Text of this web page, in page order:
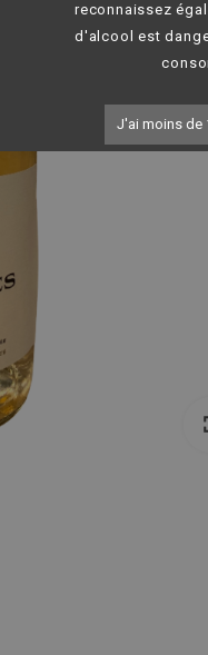
reconnaissez
d'alcool est
J'ai moins de